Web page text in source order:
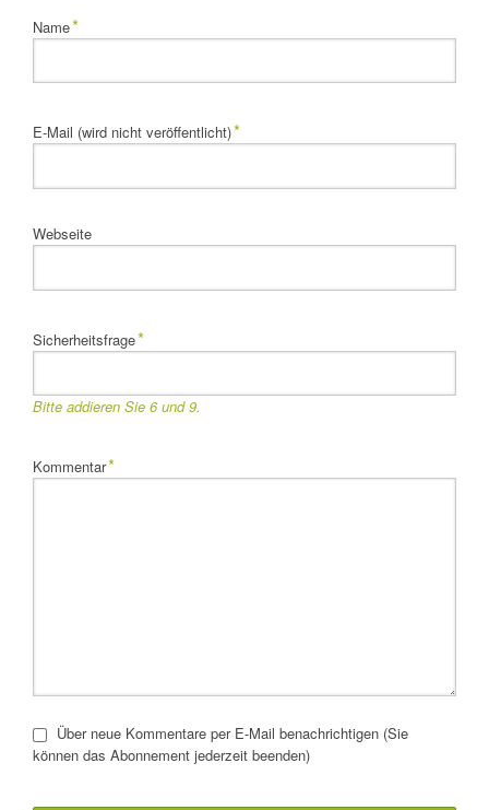
Pflichtfeld
Name*
Pflichtfeld
E-Mail (wird nicht veröffentlicht)*
Webseite
Pflichtfeld
Sicherheitsfrage*
Bitte addieren Sie 6 und 9.
Pflichtfeld
Kommentar*
Über neue Kommentare per E-Mail benachrichtigen (Sie
können das Abonnement jederzeit beenden)